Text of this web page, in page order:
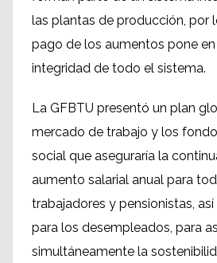
las plantas de producción, por
pago de los aumentos pone
integridad de todo el sistema.
La GFBTU presentó un plan
mercado de trabajo y los
social que aseguraría la
aumento salarial anual para
trabajadores y pensionistas,
para los desempleados, para
simultáneamente la